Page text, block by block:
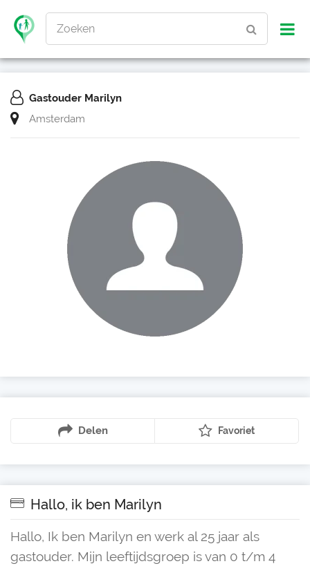
Zoeken
Gastouder Marilyn
Amsterdam
Delen Favoriet
Hallo, ik ben Marilyn
Hallo, Ik ben Marilyn en werk al 25 jaar als
gastouder. Mijn leeftijdsgroep is van 0 t/m 4